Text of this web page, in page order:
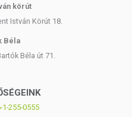
körút
István Körút 18.
Béla
Béla út 71.
1-255-0555